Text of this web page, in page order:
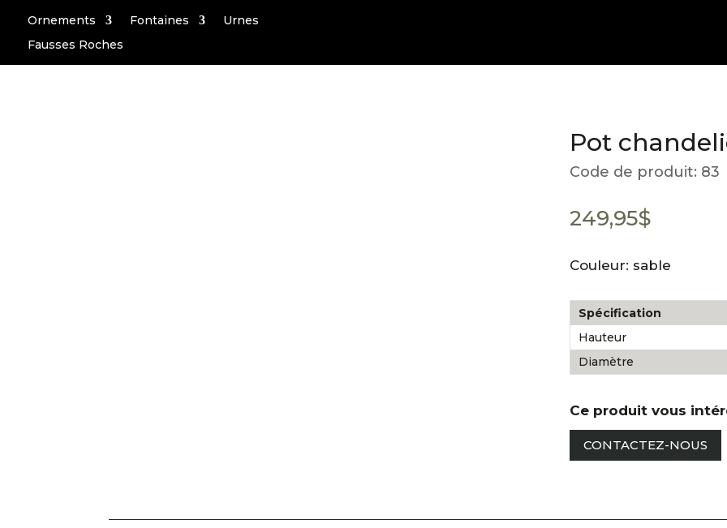
Ornements Fontaines
Urnes
Fausses Roches
Pot
Code de produit: 83
249,95$
Couleur: sable
Spécification
Hauteur
Diamètre
Ce produit vous
CONTACTEZ-NOUS